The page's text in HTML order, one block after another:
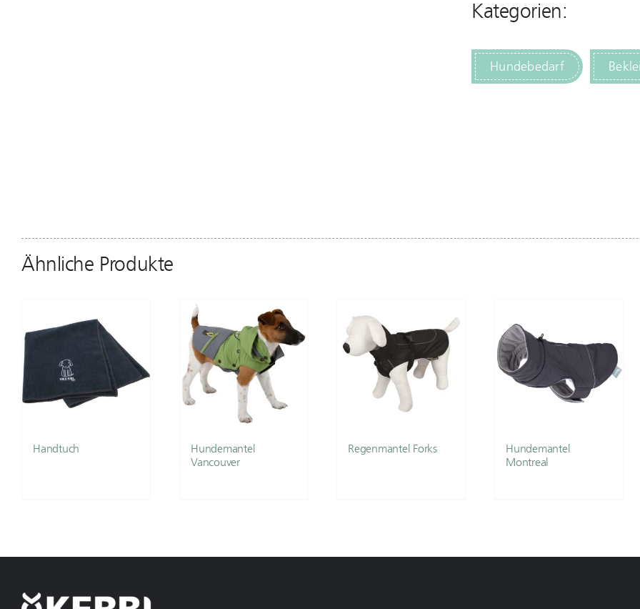
Kategorien:
Hundebedarf
Ähnliche Produkte
Handtuch
Hundemantel
Vancouver
Regenmantel Forks
Hundemantel
Montreal